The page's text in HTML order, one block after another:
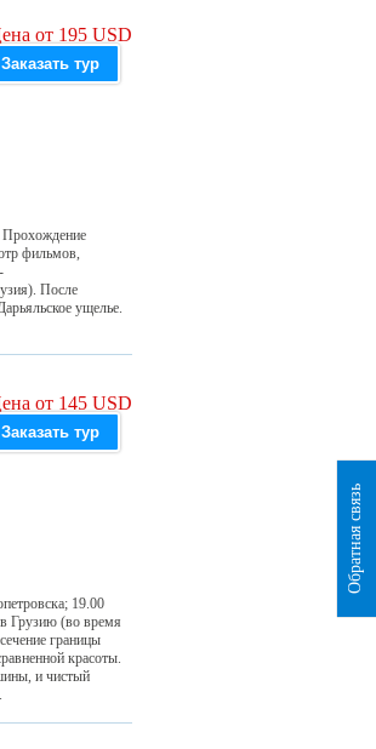
от 195 USD
Заказать тур
Прохождение
фильмов,
После
ущелье.
от 145 USD
Заказать тур
19.00
Грузию (во время
границы
красоты.
и чистый
Обратная связь